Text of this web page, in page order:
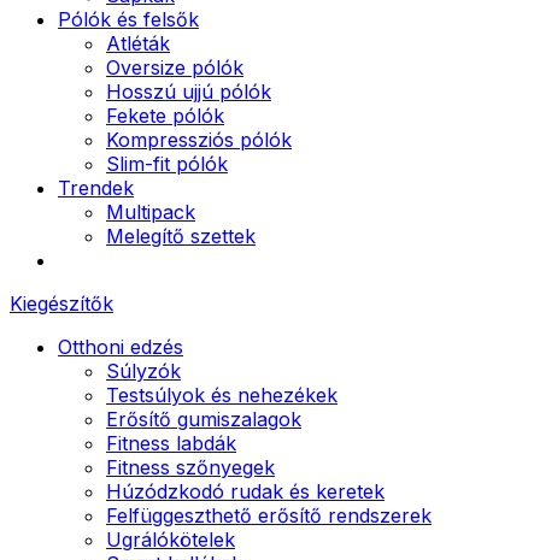
Pólók és felsők
Atléták
Oversize pólók
Hosszú ujjú pólók
Fekete pólók
Kompressziós pólók
Slim-fit pólók
Trendek
Multipack
Melegítő szettek
Kiegészítők
Otthoni edzés
Súlyzók
Testsúlyok és nehezékek
Erősítő gumiszalagok
Fitness labdák
Fitness szőnyegek
Húzódzkodó rudak és keretek
Felfüggeszthető erősítő rendszerek
Ugrálókötelek